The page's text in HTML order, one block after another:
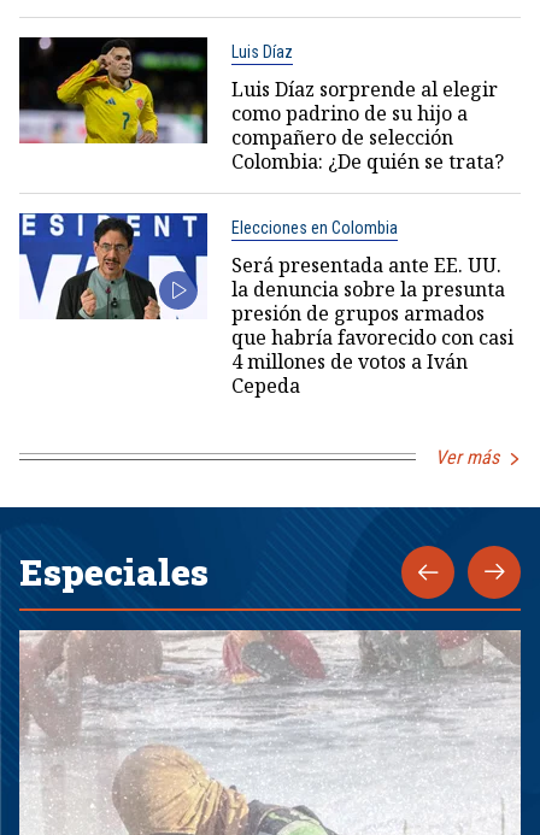
Luis Díaz
Luis Díaz sorprende al elegir
como padrino de su hijo a
compañero de selección
Colombia: ¿De quién se trata?
Elecciones en Colombia
Será presentada ante EE. UU.
la denuncia sobre la presunta
presión de grupos armados
que habría favorecido con casi
4 millones de votos a Iván
Cepeda
Ver más
Especiales